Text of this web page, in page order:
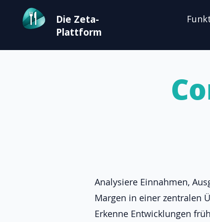
Die Zeta-
Plattform
Analysiere Einnahmen,
Margen in einer zentralen
Erkenne Entwicklungen